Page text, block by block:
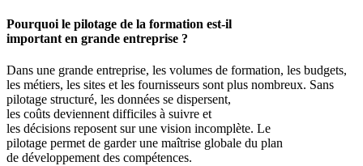
Pourquoi le pilotage de la formation est-il
important en grande entreprise ?
Dans une grande entreprise, les volumes de formation, les budgets,
les métiers, les sites et les fournisseurs sont plus nombreux. Sans
pilotage structuré, les données se dispersent,
les coûts deviennent difficiles à suivre et
les décisions reposent sur une vision incomplète. Le
pilotage permet de garder une maîtrise globale du plan
de développement des compétences.